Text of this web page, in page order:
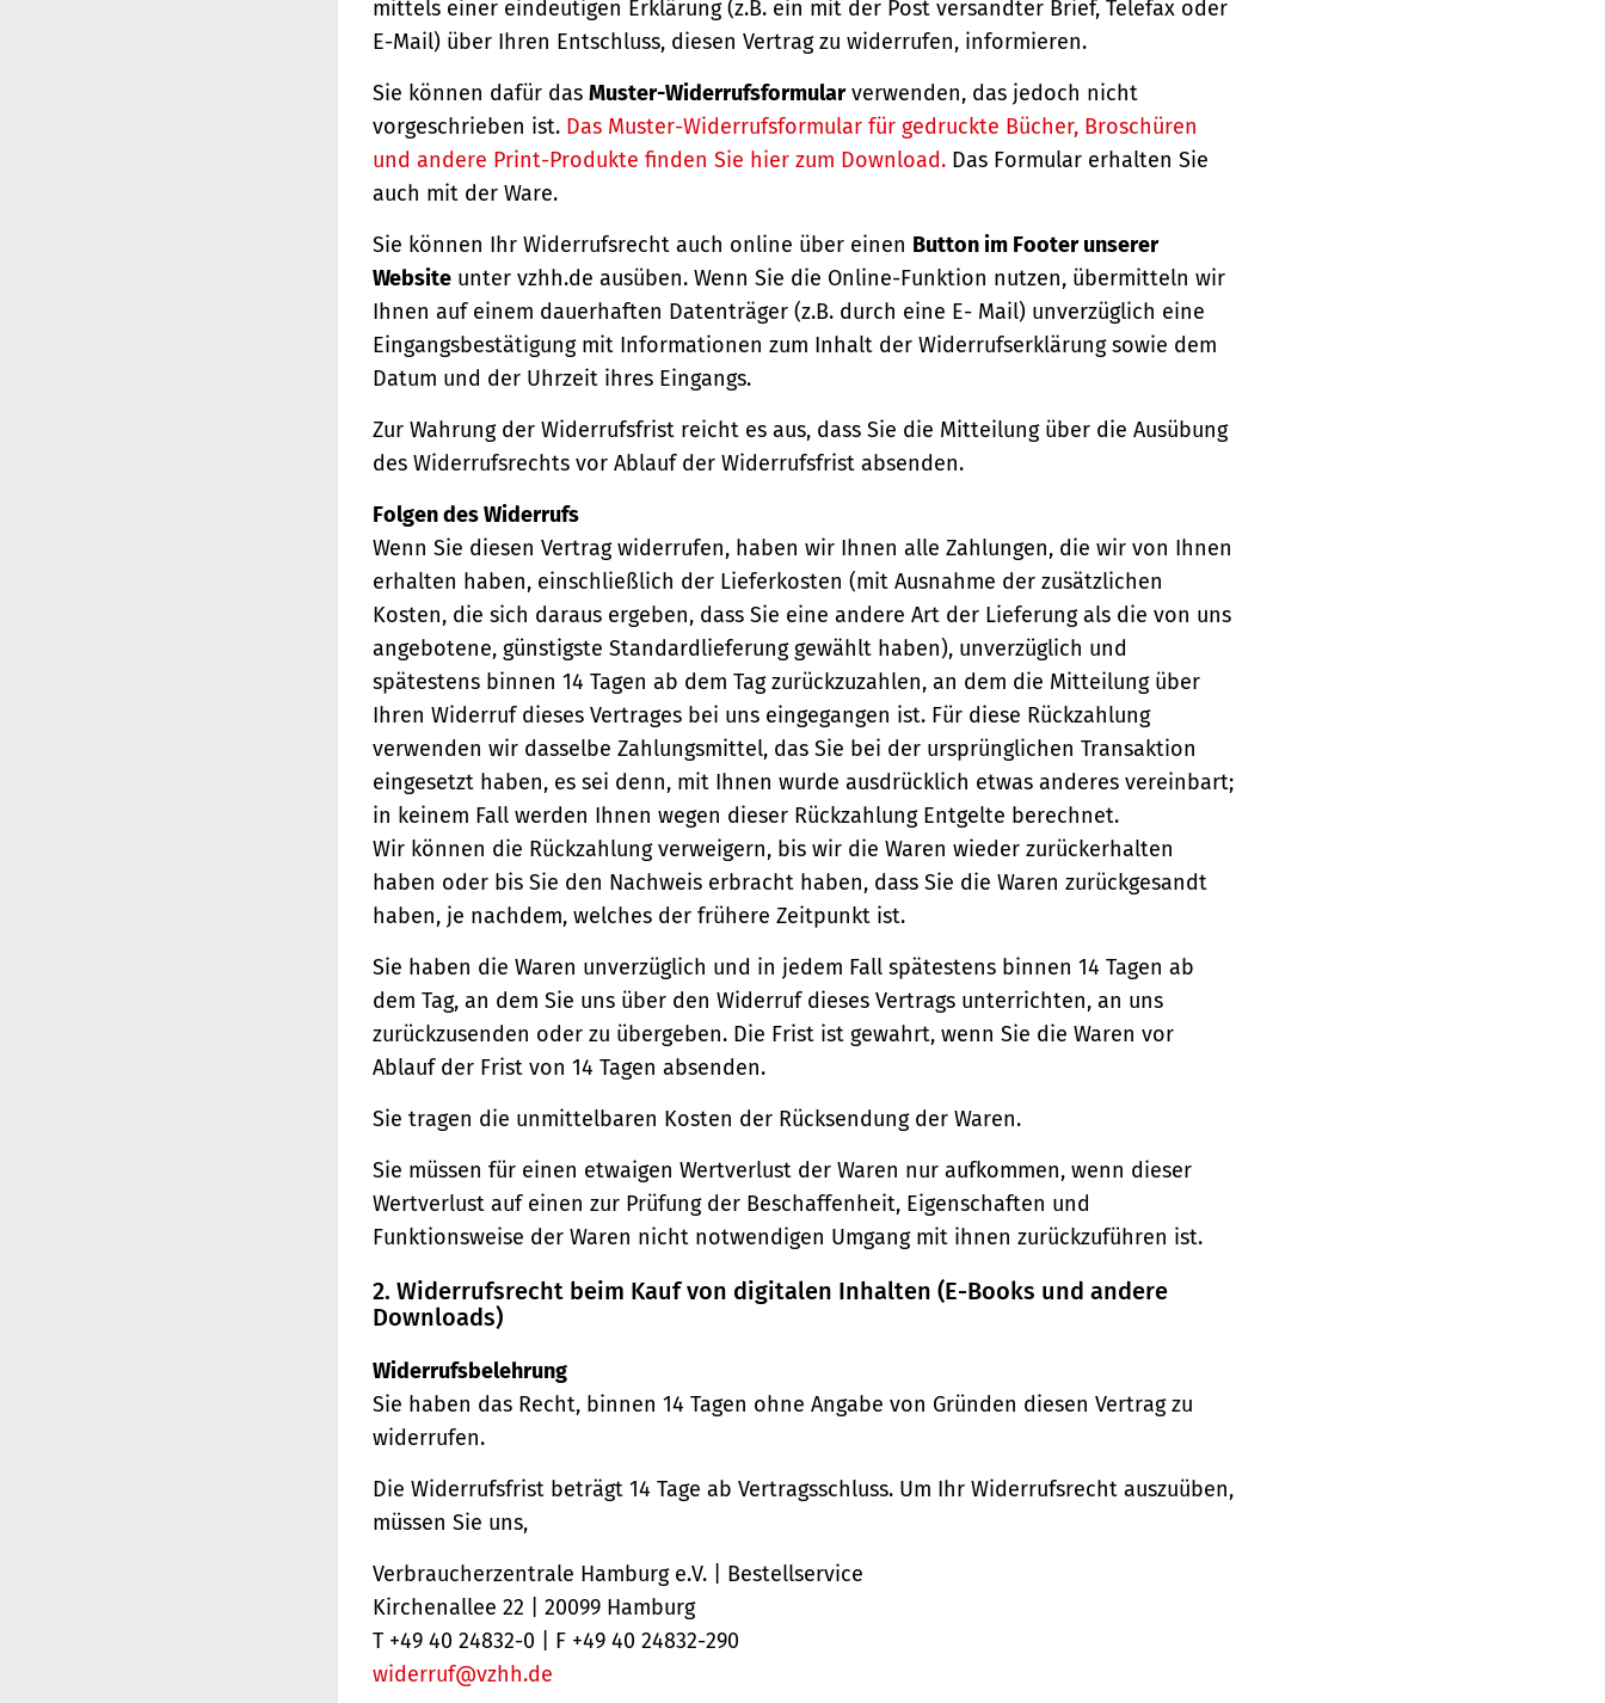
mittels einer eindeutigen Erklärung (z.B. ein mit der Post versandter Brief, Telefax oder
E-Mail) über Ihren Entschluss, diesen Vertrag zu widerrufen, informieren.
Sie können dafür das Muster-Widerrufsformularverwenden, das jedoch nicht
vorgeschrieben ist. Das Muster-Widerrufsformular für gedruckte Bücher, Broschüren
und andere Print-Produkte finden Sie hier zum Download. Das Formular erhalten Sie
auch mit der Ware.
Sie können Ihr Widerrufsrecht auch online über einen Button im Footer unserer
Website unter vzhh.de ausüben. Wenn Sie die Online-Funktion nutzen, übermitteln wir
Ihnen auf einem dauerhaften Datenträger (z.B. durch eine E- Mail) unverzüglich eine
Eingangsbestätigung mit Informationen zum Inhalt der Widerrufserklärung sowie dem
Datum und der Uhrzeit ihres Eingangs.
Zur Wahrung der Widerrufsfrist reicht es aus, dass Sie die Mitteilung über die Ausübung
des Widerrufsrechts vor Ablauf der Widerrufsfrist absenden.
Folgen des Widerrufs
Wenn Sie diesen Vertrag widerrufen, haben wir Ihnen alle Zahlungen, die wir von Ihnen
erhalten haben, einschließlich der Lieferkosten (mit Ausnahme der zusätzlichen
Kosten, die sich daraus ergeben, dass Sie eine andere Art der Lieferung als die von uns
angebotene, günstigste Standardlieferung gewählt haben), unverzüglich und
spätestens binnen 14 Tagen ab dem Tag zurückzuzahlen, an dem die Mitteilung über
Ihren Widerruf dieses Vertrages bei uns eingegangen ist. Für diese Rückzahlung
verwenden wir dasselbe Zahlungsmittel, das Sie bei der ursprünglichen Transaktion
eingesetzt haben, es sei denn, mit Ihnen wurde ausdrücklich etwas anderes vereinbart;
in keinem Fall werden Ihnen wegen dieser Rückzahlung Entgelte berechnet.
Wir können die Rückzahlung verweigern, bis wir die Waren wieder zurückerhalten
haben oder bis Sie den Nachweis erbracht haben, dass Sie die Waren zurückgesandt
haben, je nachdem, welches der frühere Zeitpunkt ist.
Sie haben die Waren unverzüglich und in jedem Fall spätestens binnen 14 Tagen ab
dem Tag, an dem Sie uns über den Widerruf dieses Vertrags unterrichten, an uns
zurückzusenden oder zu übergeben. Die Frist ist gewahrt, wenn Sie die Waren vor
Ablauf der Frist von 14 Tagen absenden.
Sie tragen die unmittelbaren Kosten der Rücksendung der Waren.
Sie müssen für einen etwaigen Wertverlust der Waren nur aufkommen, wenn dieser
Wertverlust auf einen zur Prüfung der Beschaffenheit, Eigenschaften und
Funktionsweise der Waren nicht notwendigen Umgang mit ihnen zurückzuführen ist.
2. Widerrufsrecht beim Kauf von digitalen Inhalten (E-Books und andere
Downloads)
Widerrufsbelehrung
Sie haben das Recht, binnen 14 Tagen ohne Angabe von Gründen diesen Vertrag zu
widerrufen.
Die Widerrufsfrist beträgt 14 Tage ab Vertragsschluss. Um Ihr Widerrufsrecht auszuüben,
müssen Sie uns,
Verbraucherzentrale Hamburg e.V. | Bestellservice
Kirchenallee 22 | 20099 Hamburg
T +49 40 24832-0 | F +49 40 24832-290
widerruf@vzhh.de